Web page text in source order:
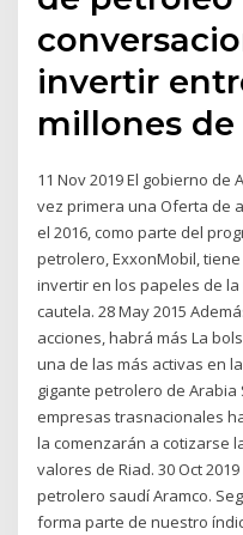
invertir
millones de
11 Nov 2019 El gobierno
vez primera una Oferta de
el 2016, como parte del
petrolero, ExxonMobil,
invertir en los papeles de
cautela. 28 May 2015
acciones, habrá más La
una de las más activas en
gigante petrolero de
empresas trasnacionales
la comenzarán a cotizarse
valores de Riad. 30 Oct
petrolero saudí Aramco.
forma parte de nuestro